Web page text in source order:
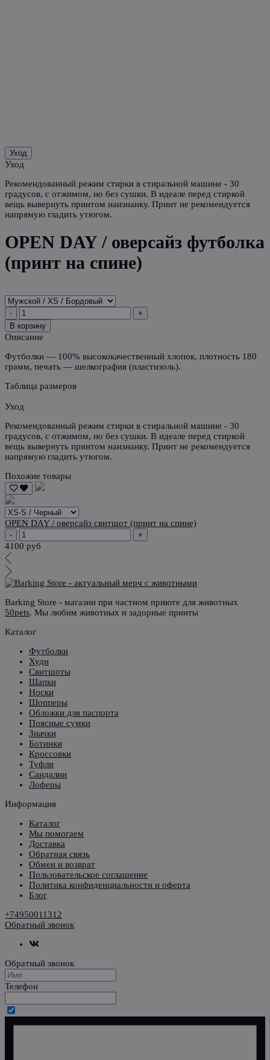
Уход
Уход
Рекомендованный режим стирки в стиральной машине - 30
градусов, с отжимом, но без сушки. В идеале перед стиркой
вещь вывернуть принтом наизнанку. Принт не рекомендуется
напрямую гладить утюгом.
OPEN DAY / оверсайз футболка
(принт на спине)
-
+
В корзину
Описание
Футболки — 100% высококачественный хлопок, плотность 180
грамм, печать — шелкография (пластизоль).
Таблица размеров
Уход
Рекомендованный режим стирки в стиральной машине - 30
градусов, с отжимом, но без сушки. В идеале перед стиркой
вещь вывернуть принтом наизнанку. Принт не рекомендуется
напрямую гладить утюгом.
Похожие товары
OPEN DAY / оверсайз свитшот (принт на спине)
- +
4100 руб
Barking Store - магазин при частном приюте для животных
50pets. Мы любим животных и задорные принты
Каталог
Футболки
Худи
Свитшоты
Шапки
Носки
Шопперы
Обложки для паспорта
Поясные сумки
Значки
Ботинки
Кроссовки
Туфли
Сандалии
Лоферы
Информация
Каталог
Мы помогаем
Доставка
Обратная связь
Обмен и возврат
Пользовательское соглашение
Политика конфиденциальности и оферта
Блог
+74950011312
Обратный звонок
Обратный звонок
Телефон